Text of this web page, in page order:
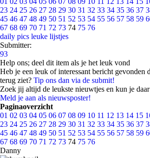
23 24 25 26 27 28 29 30 31 32 33 34 35 36 37
45 46 47 48 49 50 51 52 53 54 55 56 57 58 59
67 68 69 70 71 72 73 74 75 76
daily pics leuke lijstjes
Submitter:
93
Help ons; deel dit item als je het leuk vond
Heb je een leuk of interessant bericht gevonden
terug ziet? Tip ons dan via de submit!
Zoek jij altijd de leukste nieuwtjes en kun je
Meld je aan als nieuwsposter!
Paginaoverzicht
01 02 03 04 05 06 07 08 09 10 11 12 13 14 15
23 24 25 26 27 28 29 30 31 32 33 34 35 36 37
45 46 47 48 49 50 51 52 53 54 55 56 57 58 59
67 68 69 70 71 72 73 74 75 76
Danny